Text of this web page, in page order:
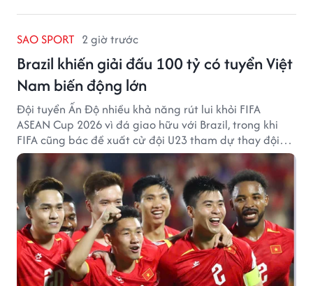
SAO SPORT 2 giờ trước
Brazil khiến giải đấu 100 tỷ có tuyển Việt
Nam biến động lớn
Đội tuyển Ấn Độ nhiều khả năng rút lui khỏi FIFA
ASEAN Cup 2026 vì đá giao hữu với Brazil, trong khi
FIFA cũng bác đề xuất cử đội U23 tham dự thay đội
tuyển quốc gia.